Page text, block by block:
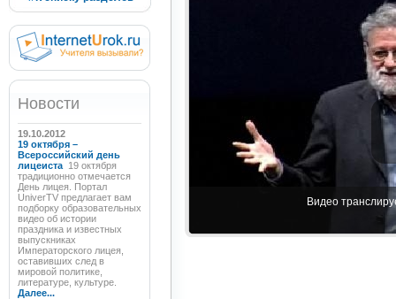
Новости
19.10.2012
19 октября –
Всероссийский день
лицеиста 19 октября
традиционно отмечается
День лицея. Портал
UniverTV предлагает вам
подборку образовательных
видео об истории
праздника и известных
выпускниках
Императорского лицея,
оставивших след в
мировой политике,
литературе, культуре.
Далее...
Видео